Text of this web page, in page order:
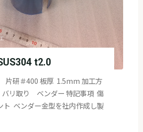
t2.0
片研＃400 板厚 1.5mm 加工方
リ取り ベンダー 特記事項 傷
ト ベンダー金型を社内作成し製